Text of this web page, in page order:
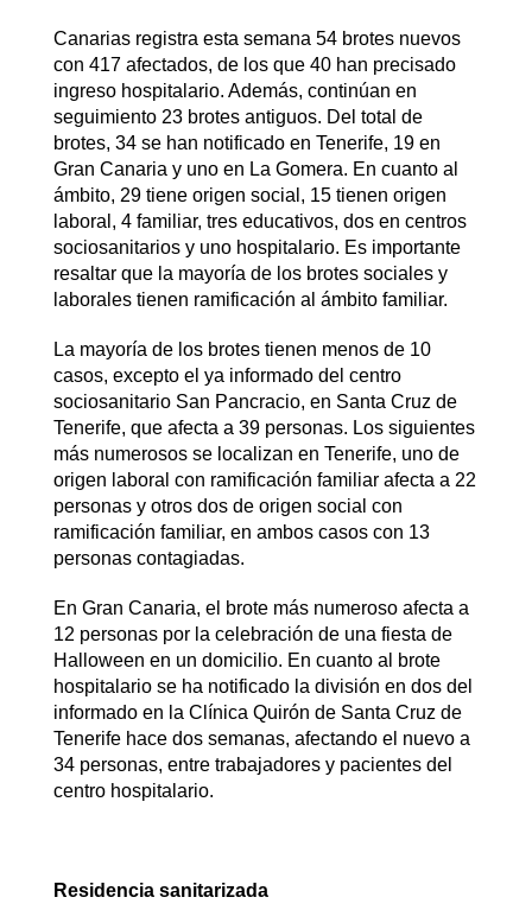
Canarias registra esta semana 54 brotes nuevos
con 417 afectados, de los que 40 han precisado
ingreso hospitalario. Además, continúan en
seguimiento 23 brotes antiguos. Del total de
brotes, 34 se han notificado en Tenerife, 19 en
Gran Canaria y uno en La Gomera. En cuanto al
ámbito, 29 tiene origen social, 15 tienen origen
laboral, 4 familiar, tres educativos, dos en centros
sociosanitarios y uno hospitalario. Es importante
resaltar que la mayoría de los brotes sociales y
laborales tienen ramificación al ámbito familiar.
La mayoría de los brotes tienen menos de 10
casos, excepto el ya informado del centro
sociosanitario San Pancracio, en Santa Cruz de
Tenerife, que afecta a 39 personas. Los siguientes
más numerosos se localizan en Tenerife, uno de
origen laboral con ramificación familiar afecta a 22
personas y otros dos de origen social con
ramificación familiar, en ambos casos con 13
personas contagiadas.
En Gran Canaria, el brote más numeroso afecta a
12 personas por la celebración de una fiesta de
Halloween en un domicilio. En cuanto al brote
hospitalario se ha notificado la división en dos del
informado en la Clínica Quirón de Santa Cruz de
Tenerife hace dos semanas, afectando el nuevo a
34 personas, entre trabajadores y pacientes del
centro hospitalario.
Residencia sanitarizada